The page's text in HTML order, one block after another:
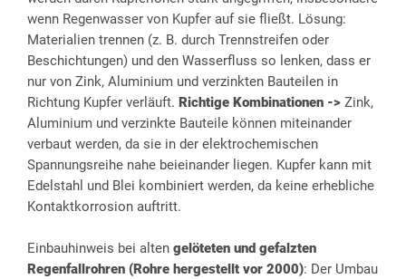
wenn Regenwasser von Kupfer auf sie fließt. Lösung:
Materialien trennen (z. B. durch Trennstreifen oder
Beschichtungen) und den Wasserfluss so lenken, dass er
nur von Zink, Aluminium und verzinkten Bauteilen in
Richtung Kupfer verläuft. Richtige Kombinationen -> Zink,
Aluminium und verzinkte Bauteile können miteinander
verbaut werden, da sie in der elektrochemischen
Spannungsreihe nahe beieinander liegen. Kupfer kann mit
Edelstahl und Blei kombiniert werden, da keine erhebliche
Kontaktkorrosion auftritt.
Einbauhinweis bei alten gelöteten und gefalzten
Regenfallrohren (Rohre hergestellt vor 2000): Der Umbau